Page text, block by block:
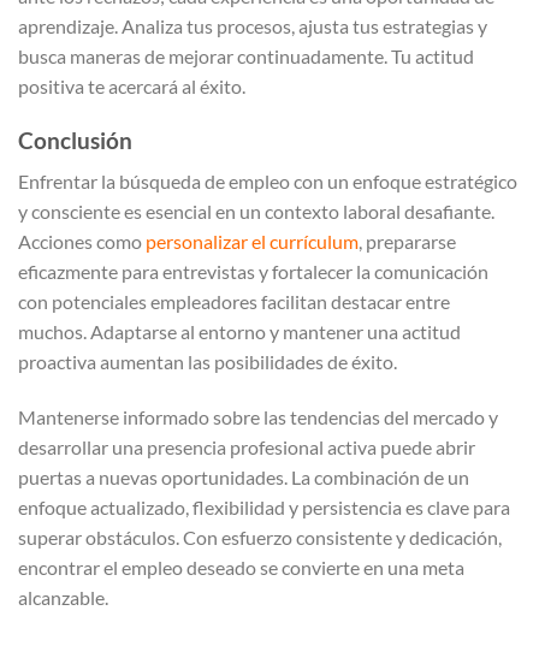
aprendizaje. Analiza tus procesos, ajusta tus estrategias y
busca maneras de mejorar continuadamente. Tu actitud
positiva te acercará al éxito.
Conclusión
Enfrentar la búsqueda de empleo con un enfoque estratégico
y consciente es esencial en un contexto laboral desafiante.
Acciones como personalizar el currículum, prepararse
eficazmente para entrevistas y fortalecer la comunicación
con potenciales empleadores facilitan destacar entre
muchos. Adaptarse al entorno y mantener una actitud
proactiva aumentan las posibilidades de éxito.
Mantenerse informado sobre las tendencias del mercado y
desarrollar una presencia profesional activa puede abrir
puertas a nuevas oportunidades. La combinación de un
enfoque actualizado, flexibilidad y persistencia es clave para
superar obstáculos. Con esfuerzo consistente y dedicación,
encontrar el empleo deseado se convierte en una meta
alcanzable.